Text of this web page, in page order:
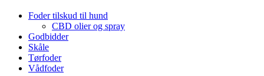
Foder tilskud til hund
CBD olier og spray
Godbidder
Skåle
Tørfoder
Vådfoder